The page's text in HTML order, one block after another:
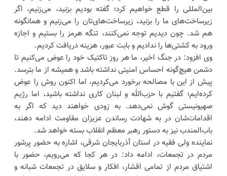
بین‌المللی را قطع خواهیم کرد؛ گفته بودیم بزنید، می‌زنیم، اگر
زیرساخت‌های ما را بزنید، زیرساخت‌های‌تان را می‌زنیم و همانگونه
هم شد. چون دیدیم توجه نمی‌کنند، تنگه هرمز را بستیم و اجازه
ورود به کشتی‌ها را ندادیم و بابت عبور، هزینه دریافت کردیم.
وی افزود: در جنگ اخیر، ما هر روز تاکتیک خود را عوض می‌کنیم تا
دشمن هیچ‌گونه احساس امنیتی نداشته باشد و همیشه از ما بترسد.
پیش از این با مصالحه برخورد می‌کردیم، اما اکنون روش را عوض
کرده‌ایم؛ گفتیم با حزب‌الله و لبنان کاری نداشته باشید، اما رژیم
صهیونیستی گوش نمی‌دهد. به زودی خواهند دید که اگر به
اقدامات‌شان در به شهادت رساندن عزیزان مقاومت ادامه دهند،
باب‌المندب نیز به دستور رهبر معظم انقلاب بسته خواهد شد.
نماینده ولی فقیه در استان آذربایجان شرقی، اشاره به حضور پرشور
مردم در تجمعات، ادامه داد: در هر کجا که می‌رویم، حضور با
اشتیاق مردم از تمامی اقشار، افکار و سلایق در تجمعات شبانه و